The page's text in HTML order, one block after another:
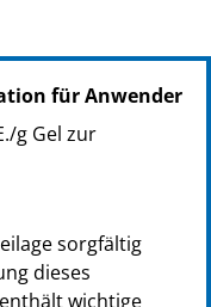
für Anwender
g Gel zur
sorgfältig
dieses
wichtige